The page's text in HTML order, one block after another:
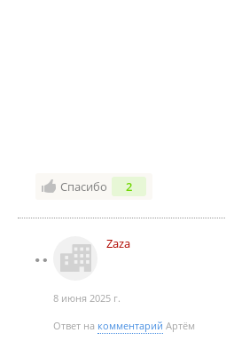
Спасибо 2
Zaza
8 июня 2025 г.
Ответ на комментарий Артём